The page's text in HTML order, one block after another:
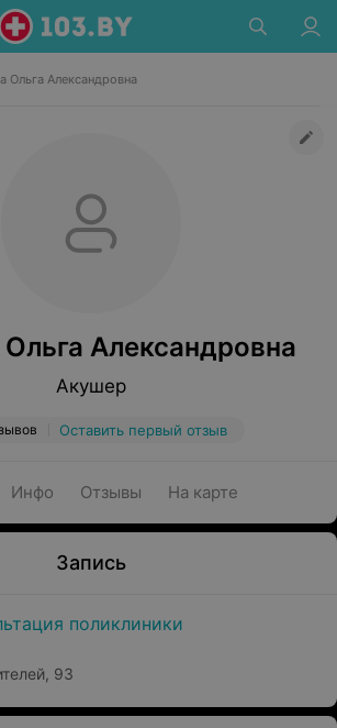
Ольга Александровна
Александровна
Акушер
Оставить первый отзыв
Инфо Отзывы На карте
Запись
поликлиники
93